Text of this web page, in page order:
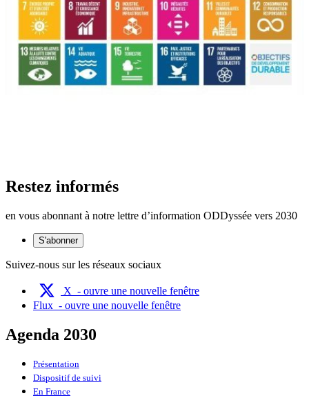
Restez informés
en vous abonnant à notre lettre d’information ODDyssée vers 2030
S'abonner
Suivez-nous sur les réseaux sociaux
X - ouvre une nouvelle fenêtre
Flux - ouvre une nouvelle fenêtre
Agenda 2030
Présentation
Dispositif de suivi
En France